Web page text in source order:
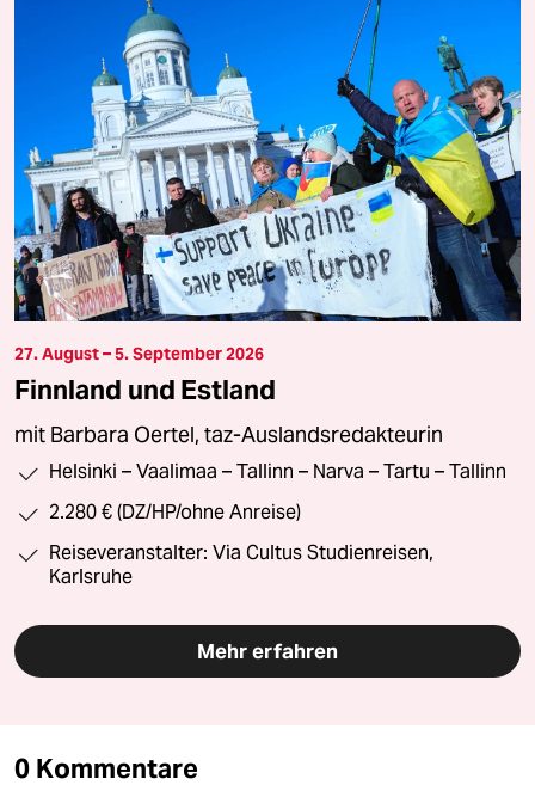
27. August – 5. September 2026
Finnland und Estland
mit Barbara Oertel, taz-Auslandsredakteurin
Helsinki – Vaalimaa – Tallinn – Narva – Tartu – Tallinn
2.280 € (DZ/HP/ohne Anreise)
Reiseveranstalter: Via Cultus Studienreisen,
Karlsruhe
Mehr erfahren
0 Kommentare